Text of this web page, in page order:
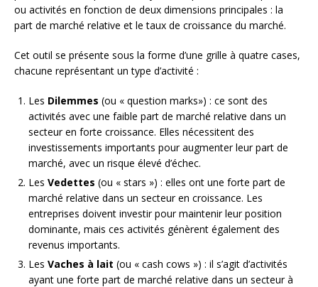
ou activités en fonction de deux dimensions principales : la
part de marché relative et le taux de croissance du marché.
Cet outil se présente sous la forme d’une grille à quatre cases,
chacune représentant un type d’activité :
Les Dilemmes (ou « question marks») : ce sont des
activités avec une faible part de marché relative dans un
secteur en forte croissance. Elles nécessitent des
investissements importants pour augmenter leur part de
marché, avec un risque élevé d’échec.
Les Vedettes (ou « stars ») : elles ont une forte part de
marché relative dans un secteur en croissance. Les
entreprises doivent investir pour maintenir leur position
dominante, mais ces activités génèrent également des
revenus importants.
Les Vaches à lait (ou « cash cows ») : il s’agit d’activités
ayant une forte part de marché relative dans un secteur à